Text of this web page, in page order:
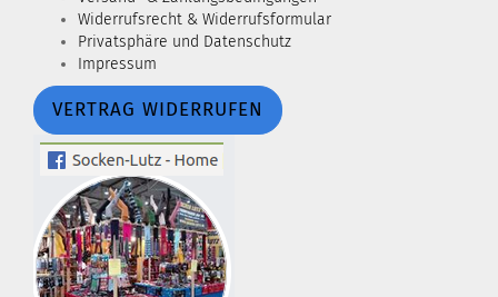
Widerrufsrecht & Widerrufsformular
Privatsphäre und Datenschutz
Impressum
VERTRAG WIDERRUFEN